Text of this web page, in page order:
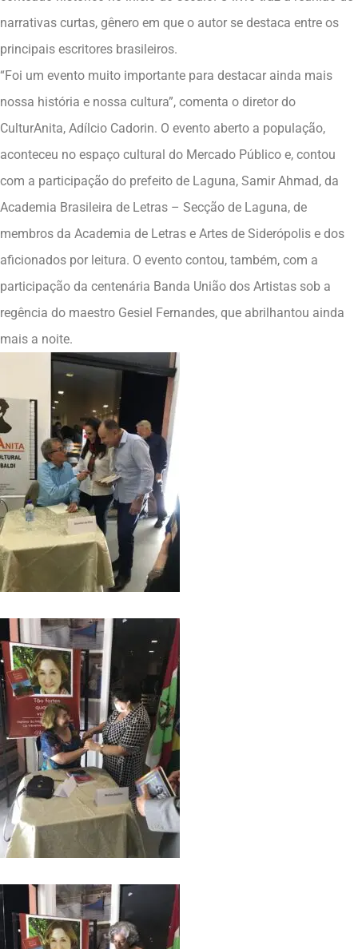
narrativas curtas, gênero em que o autor se destaca entre os
principais escritores brasileiros.
“Foi um evento muito importante para destacar ainda mais
nossa história e nossa cultura”, comenta o diretor do
CulturAnita, Adílcio Cadorin. O evento aberto a população,
aconteceu no espaço cultural do Mercado Público e, contou
com a participação do prefeito de Laguna, Samir Ahmad, da
Academia Brasileira de Letras – Secção de Laguna, de
membros da Academia de Letras e Artes de Siderópolis e dos
aficionados por leitura. O evento contou, também, com a
participação da centenária Banda União dos Artistas sob a
regência do maestro Gesiel Fernandes, que abrilhantou ainda
mais a noite.